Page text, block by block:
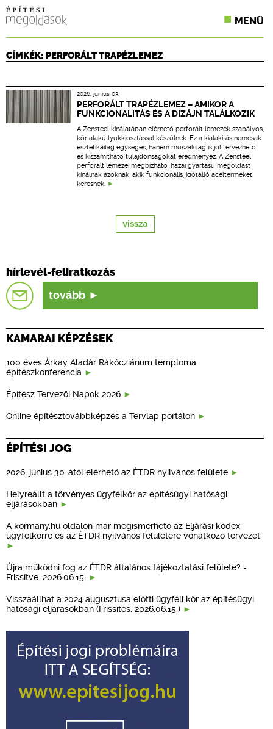
MENÜ
KONFERENCIÁK
CPR TERMÉKKIÍRÁS
ÉPÍTÉSI JOG
ONLINE KÉPZÉSEK
TERVEZÉSI SEGÉDLETEK
CÍMKÉK: PERFORÁLT TRAPÉZLEMEZ
2026. június 03.
PERFORÁLT TRAPÉZLEMEZ – AMIKOR A
FUNKCIONALITÁS ÉS A DIZÁJN TALÁLKOZIK
A Zensteel kínálatában elérhető perforált lemezek szabályos,
kör alakú lyukkiosztással készülnek. Ez a kialakítás nemcsak
esztétikailag egységes, hanem műszakilag is jól tervezhető
és kiszámítható tulajdonságokat eredményez. A Zensteel
perforált lemezei megbízható, hazai gyártású megoldást
kínálnak azoknak, akik funkcionális, időtálló acélterméket
keresnek.
vissza
hírlevél-feliratkozás
tovább
KAMARAI KÉPZÉSEK
100 éves Árkay Aladár Rákócziánum temploma
építészkonferencia
Építész Tervezői Napok 2026
Online építésztovábbképzés a Tervlap portálon
ÉPÍTÉSI JOG
2026. június 30-ától elérhető az ÉTDR nyilvános felülete
Helyreállt a törvényes ügyfélkör az építésügyi hatósági
eljárásokban
A kormany.hu oldalon már megismerhető az Eljárási kódex
ügyfélkörre és az ÉTDR nyilvános felületére vonatkozó tervezet
Újra működni fog az ÉTDR általános tájékoztatási felülete? -
Frissítve: 2026.06.15.
Visszaállhat a 2024 augusztusa előtti ügyféli kör az építésügyi
hatósági eljárásokban (Frissítés: 2026.06.15.)